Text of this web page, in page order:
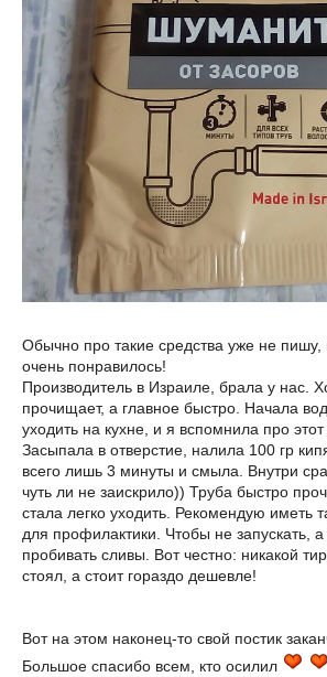
Обычно про такие средства уже не пишу,
очень понравилось!
Производитель в Израиле, брала у нас.
прочищает, а главное быстро. Начала
уходить на кухне, и я вспомнила про этот
Засыпала в отверстие, налила 100 гр
всего лишь 3 минуты и смыла. Внутри
чуть ли не заискрило)) Труба быстро
стала легко уходить. Рекомендую иметь
для профилактики. Чтобы не запускать,
пробивать сливы. Вот честно: никакой
стоял, а стоит гораздо дешевле!
Вот на этом наконец-то свой постик
Большое спасибо всем, кто осилил